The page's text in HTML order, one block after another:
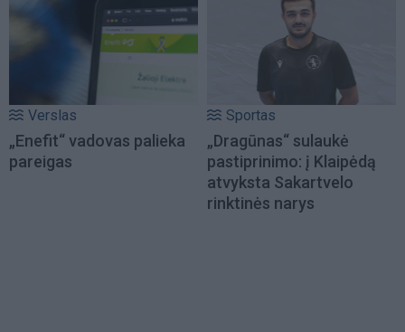
Verslas
„Enefit“ vadovas palieka
pareigas
Sportas
„Dragūnas“ sulaukė
pastiprinimo: į Klaipėdą
atvyksta Sakartvelo
rinktinės narys